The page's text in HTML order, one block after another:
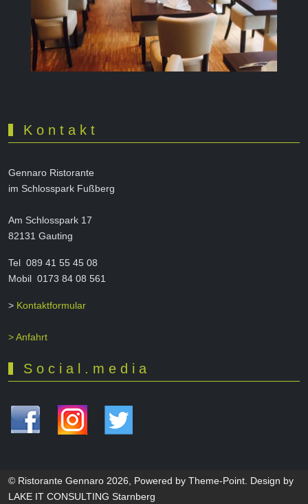
K o n t a k t
Gennaro Ristorante
im Schlosspark Fußberg
Am Schlosspark 17
82131 Gauting
Tel 089 41 55 45 08
Mobil 0173 84 08 561
> Kontaktformular
> Anfahrt
S o c i a l . m e d i a
© Ristorante Gennaro 2026, Powered by Theme-Point. Design by
LAKE IT CONSULTING Starnberg